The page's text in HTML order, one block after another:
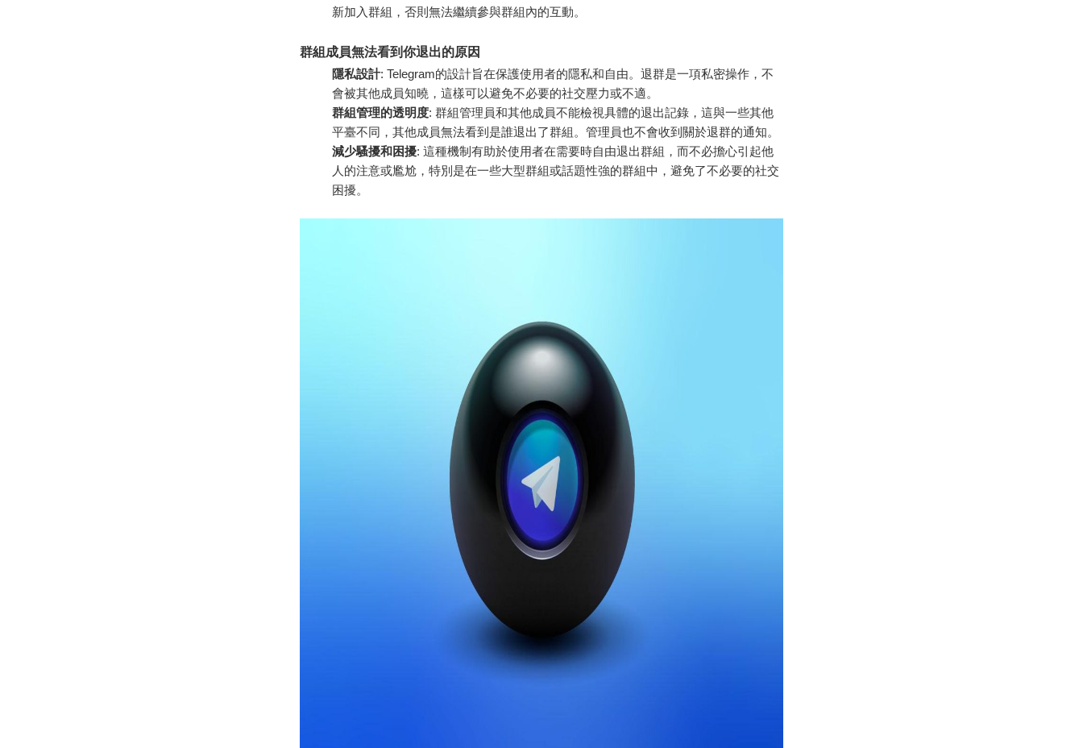
新加入群組，否則無法繼續參與群組內的互動。
群組成員無法看到你退出的原因
隱私設計: Telegram的設計旨在保護使用者的隱私和自由。退群是一項私密操作，不
會被其他成員知曉，這樣可以避免不必要的社交壓力或不適。
群組管理的透明度: 群組管理員和其他成員不能檢視具體的退出記錄，這與一些其他
平臺不同，其他成員無法看到是誰退出了群組。管理員也不會收到關於退群的通知。
減少騷擾和困擾: 這種機制有助於使用者在需要時自由退出群組，而不必擔心引起他
人的注意或尷尬，特別是在一些大型群組或話題性強的群組中，避免了不必要的社交
困擾。